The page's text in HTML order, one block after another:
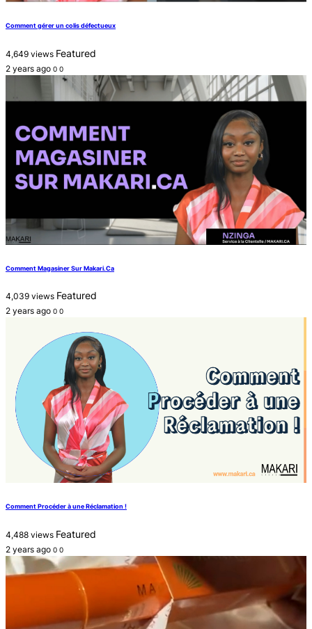
Comment gérer un colis défectueux
4,649 views Featured
2 years ago 0 0
Comment Magasiner Sur Makari.Ca
4,039 views Featured
2 years ago 0 0
Comment Procéder à une Réclamation !
4,488 views Featured
2 years ago 0 0